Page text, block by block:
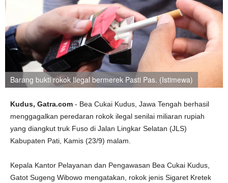
Barang bukti rokok Ilegal bermerek Pasti Pas. (Istimewa)
Kudus, Gatra.com - Bea Cukai Kudus, Jawa Tengah berhasil
menggagalkan peredaran rokok ilegal senilai miliaran rupiah
yang diangkut truk Fuso di Jalan Lingkar Selatan (JLS)
Kabupaten Pati, Kamis (23/9) malam.
Kepala Kantor Pelayanan dan Pengawasan Bea Cukai Kudus,
Gatot Sugeng Wibowo mengatakan, rokok jenis Sigaret Kretek